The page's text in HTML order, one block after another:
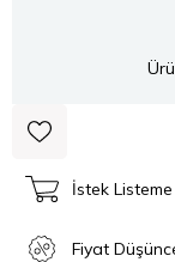
İstek Listeme
Fiyat